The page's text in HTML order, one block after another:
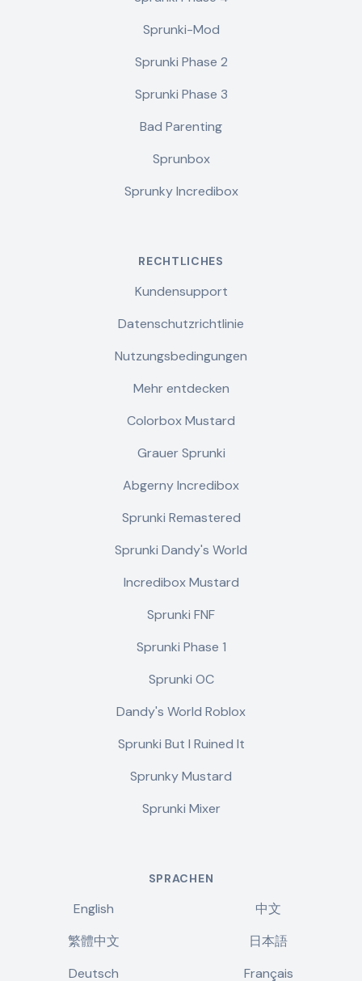
Sprunki-Mod
Sprunki Phase 2
Sprunki Phase 3
Bad Parenting
Sprunbox
Sprunky Incredibox
RECHTLICHES
Kundensupport
Datenschutzrichtlinie
Nutzungsbedingungen
Mehr entdecken
Colorbox Mustard
Grauer Sprunki
Abgerny Incredibox
Sprunki Remastered
Sprunki Dandy's World
Incredibox Mustard
Sprunki FNF
Sprunki Phase 1
Sprunki OC
Dandy's World Roblox
Sprunki But I Ruined It
Sprunky Mustard
Sprunki Mixer
SPRACHEN
English
中文
繁體中文
日本語
Deutsch
Français